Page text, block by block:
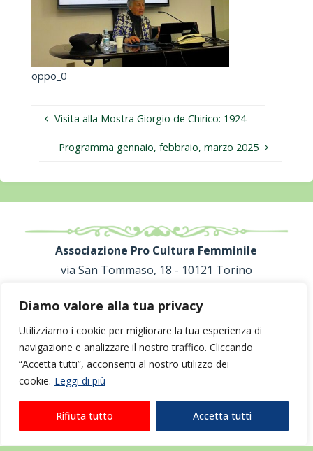
Diamo valore alla tua privacy
Utilizziamo i cookie per migliorare la tua esperienza di
navigazione e analizzare il nostro traffico. Cliccando
“Accetta tutti”, acconsenti al nostro utilizzo dei
cookie. Leggi di più
Rifiuta tutto Accetta tutti
oppo_0
Visita alla Mostra Giorgio de Chirico: 1924
Programma gennaio, febbraio, marzo 2025
Associazione Pro Cultura Femminile
via San Tommaso, 18 - 10121 Torino
proculturafemminile@gmail.com
©2024 Associazione Pro Cultura Femminile |Privacy +
Cookies| Realizzato daEscamotages